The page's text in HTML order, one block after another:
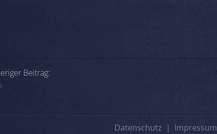
Navigation
Beitrag:
Datenschutz Impressum